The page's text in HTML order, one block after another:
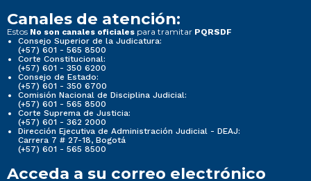
Canales de atención:
Estos No son canales oficiales para tramitar PQRSDF
Consejo Superior de la Judicatura:
(+57) 601 - 565 8500
Corte Constitucional:
(+57) 601 - 350 6200
Consejo de Estado:
(+57) 601 - 350 6700
Comisión Nacional de Disciplina Judicial:
(+57) 601 - 565 8500
Corte Suprema de Justicia:
(+57) 601 - 362 2000
Dirección Ejecutiva de Administración Judicial - DEAJ:
Carrera 7 # 27-18, Bogotá
(+57) 601 - 565 8500
Acceda a su correo electrónico